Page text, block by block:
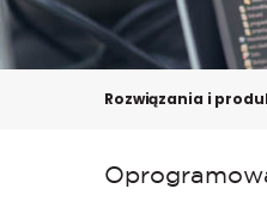
Rozwiązania i